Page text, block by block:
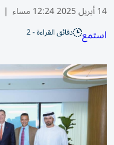
14 أبريل 2025 12:24 مساء |
استمع دقائق القراءة - 2